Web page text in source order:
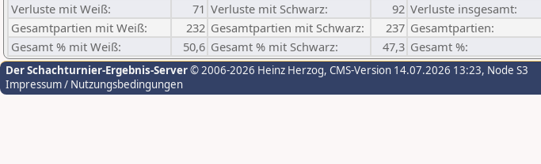
Verluste mit Weiß:
71 Verluste mit Schwarz: 92 Verluste insgesamt:
Gesamtpartien mit Weiß:
232 Gesamtpartien mit Schwarz: 237 Gesamtpartien:
Gesamt % mit Weiß:
50,6 Gesamt % mit Schwarz: 47,3 Gesamt %:
Der Schachturnier-Ergebnis-Server© 2006-2026 Heinz Herzog, CMS-Version 14.07.2026 13:23, Node S3
Impressum / Nutzungsbedingungen